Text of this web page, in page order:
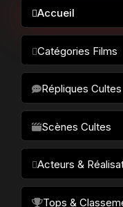
Accueil
Catégories Films
Science-fiction
Drame / Thriller
Comédie/humour
Horreur
Fantastique
Répliques Cultes
Scènes Cultes
Acteurs &
Tops &